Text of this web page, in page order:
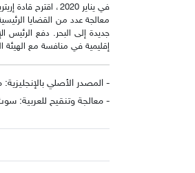
في يناير 2020،
معالجة عدد من القضايا
جديدة إلى البحر. دفع
إقليمية في منافسة مع الهيئة
- المصدر الأصلي
- معالجة وتنقيح للعربية: سوث24 للأخبار